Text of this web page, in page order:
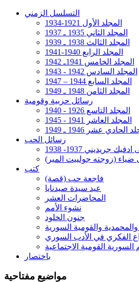
التسلسل الزمني
المجلد الأول 1921-1934
المجلد الثاني 1935 ـ 1937
المجلد الثالث 1938 ـ 1939
المجلد الرابع 1940-1941
المجلد الخامس 1941ـ 1942
المجلد السادس 1942 - 1943
المجلد السابع 1944 – 1947
المجلد الثامن 1948 ـ 1949
رسائل حزبية وقومية
المجلد التاسع 1926 - 1940
المجلد العاشر 1941 - 1945
الحادي عشر 1946 ـ 1949
رسائل الحب
ادفيك جريديني 1937- 1938
ضياء (زوجته جولييت المير)
كتب
فاجعة حب (قصة)
عيد سيدة صيدنايا
المحاضرات العشر
نشوء الأمم
جنون الخلود
والقومية السورية
الفكري في الأدب السوري
السورية القومية الاجتماعية
باختصار
مواضيع مفتاحية